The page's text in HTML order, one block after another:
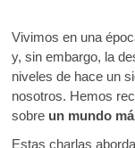
Vivimos en una
y, sin embargo, la
niveles de hace un
nosotros. Hemos
sobre un mundo
Estas charlas